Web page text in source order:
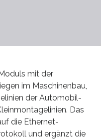
mit der
im Maschinenbau,
der Automobil-
Das
die Ethernet-
und ergänzt die